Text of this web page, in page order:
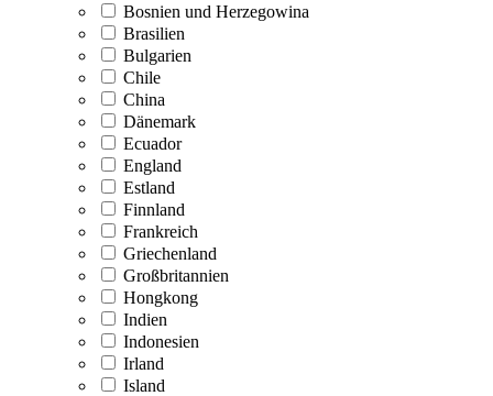
Bosnien und Herzegowina
Brasilien
Bulgarien
Chile
China
Dänemark
Ecuador
England
Estland
Finnland
Frankreich
Griechenland
Großbritannien
Hongkong
Indien
Indonesien
Irland
Island